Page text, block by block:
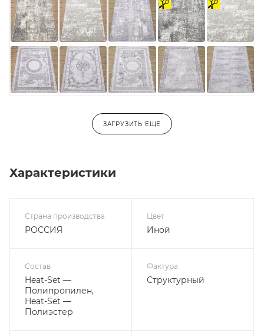
отрез
отрез
ЗАГРУЗИТЬ ЕЩЕ
Характеристики
Страна производства
РОССИЯ
Цвет
Иной
Состав
Heat-Set —
Полипропилен,
Heat-Set —
Полиэстер
Фактура
Структурный